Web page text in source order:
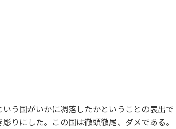
う国がいかに凋落したかということの表出で
りにした。この国は徹頭徹尾、ダメである。